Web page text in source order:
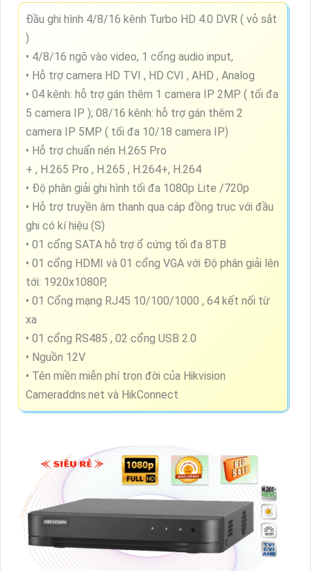
Đầu ghi hình 4/8/16 kênh Turbo HD 4.0 DVR ( vỏ sắt
)
• 4/8/16 ngõ vào video, 1 cổng audio input,
• Hỗ trợ camera HD TVI , HD CVI , AHD , Analog
• 04 kênh: hỗ trợ gán thêm 1 camera IP 2MP ( tối đa
5 camera IP ); 08/16 kênh: hỗ trợ gán thêm 2
camera IP 5MP ( tối đa 10/18 camera IP)
• Hỗ trợ chuẩn nén H.265 Pro
+ , H.265 Pro , H.265 , H.264+, H.264
• Độ phân giải ghi hình tối đa 1080p Lite /720p
• Hỗ trợ truyền âm thanh qua cáp đồng trục với đầu
ghi có kí hiệu (S)
• 01 cổng SATA hỗ trợ ổ cứng tối đa 8TB
• 01 cổng HDMI và 01 cổng VGA với Độ phân giải lên
tới: 1920x1080P,
• 01 Cổng mạng RJ45 10/100/1000 , 64 kết nối từ
xa
• 01 cổng RS485 , 02 cổng USB 2.0
• Nguồn 12V
• Tên miền miễn phí trọn đời của Hikvision
Cameraddns.net và HikConnect